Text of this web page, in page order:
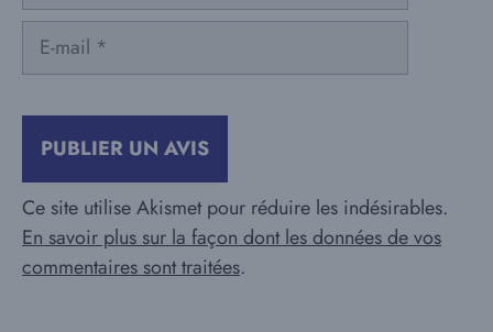
Ce site utilise Akismet pour réduire les indésirables.
En savoir plus sur la façon dont les données de vos
commentaires sont traitées.